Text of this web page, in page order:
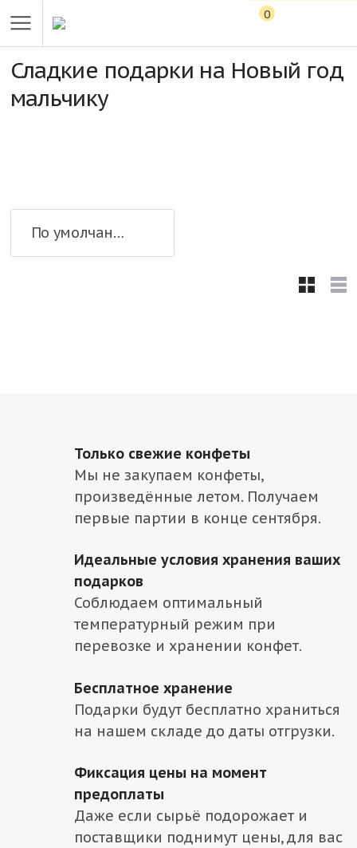
0
Сладкие подарки на Новый год
мальчику
По умолчанию
Только свежие конфеты
Мы не закупаем конфеты,
произведённые летом. Получаем
первые партии в конце сентября.
Идеальные условия хранения ваших
подарков
Соблюдаем оптимальный
температурный режим при
перевозке и хранении конфет.
Бесплатное хранение
Подарки будут бесплатно храниться
на нашем складе до даты отгрузки.
Фиксация цены на момент
предоплаты
Даже если сырьё подорожает и
поставщики поднимут цены, для вас